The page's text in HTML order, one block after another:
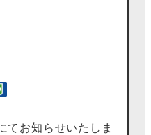
てお知らせいたしま